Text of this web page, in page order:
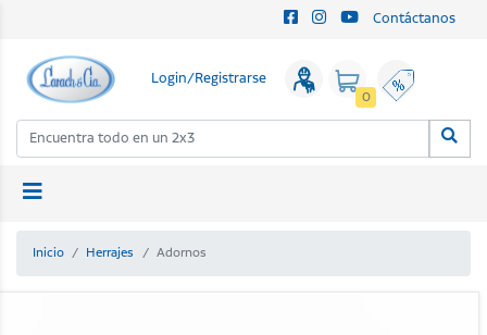
Contáctanos
Login/Registrarse
0
Inicio Herrajes Adornos